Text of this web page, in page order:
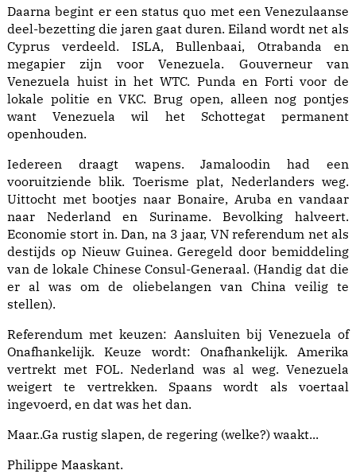
Daarna begint er een status quo met een Venezulaanse
deel-bezetting die jaren gaat duren. Eiland wordt net als
Cyprus verdeeld. ISLA, Bullenbaai, Otrabanda en
megapier zijn voor Venezuela. Gouverneur van
Venezuela huist in het WTC. Punda en Forti voor de
lokale politie en VKC. Brug open, alleen nog pontjes
want Venezuela wil het Schottegat permanent
openhouden.
Iedereen draagt wapens. Jamaloodin had een
vooruitziende blik. Toerisme plat, Nederlanders weg.
Uittocht met bootjes naar Bonaire, Aruba en vandaar
naar Nederland en Suriname. Bevolking halveert.
Economie stort in. Dan, na 3 jaar, VN referendum net als
destijds op Nieuw Guinea. Geregeld door bemiddeling
van de lokale Chinese Consul-Generaal. (Handig dat die
er al was om de oliebelangen van China veilig te
stellen).
Referendum met keuzen: Aansluiten bij Venezuela of
Onafhankelijk. Keuze wordt: Onafhankelijk. Amerika
vertrekt met FOL. Nederland was al weg. Venezuela
weigert te vertrekken. Spaans wordt als voertaal
ingevoerd, en dat was het dan.
Maar..Ga rustig slapen, de regering (welke?) waakt...
Philippe Maaskant.